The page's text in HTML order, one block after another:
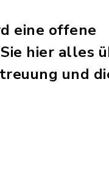
eine offene
hier alles
und